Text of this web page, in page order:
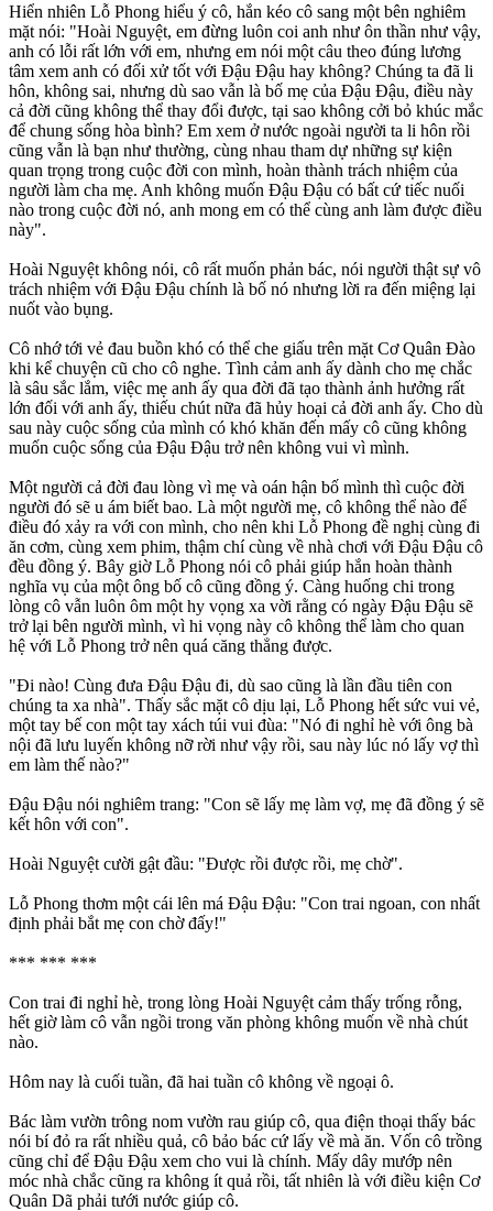
Hiển nhiên Lỗ Phong hiểu ý cô, hắn kéo cô sang một bên nghiêm
mặt nói: "Hoài Nguyệt, em đừng luôn coi anh như ôn thần như vậy,
anh có lỗi rất lớn với em, nhưng em nói một câu theo đúng lương
tâm xem anh có đối xử tốt với Đậu Đậu hay không? Chúng ta đã li
hôn, không sai, nhưng dù sao vẫn là bố mẹ của Đậu Đậu, điều này
cả đời cũng không thể thay đổi được, tại sao không cởi bỏ khúc mắc
để chung sống hòa bình? Em xem ở nước ngoài người ta li hôn rồi
cũng vẫn là bạn như thường, cùng nhau tham dự những sự kiện
quan trọng trong cuộc đời con mình, hoàn thành trách nhiệm của
người làm cha mẹ. Anh không muốn Đậu Đậu có bất cứ tiếc nuối
nào trong cuộc đời nó, anh mong em có thể cùng anh làm được điều
này".
Hoài Nguyệt không nói, cô rất muốn phản bác, nói người thật sự vô
trách nhiệm với Đậu Đậu chính là bố nó nhưng lời ra đến miệng lại
nuốt vào bụng.
Cô nhớ tới vẻ đau buồn khó có thể che giấu trên mặt Cơ Quân Đào
khi kể chuyện cũ cho cô nghe. Tình cảm anh ấy dành cho mẹ chắc
là sâu sắc lắm, việc mẹ anh ấy qua đời đã tạo thành ảnh hưởng rất
lớn đối với anh ấy, thiếu chút nữa đã hủy hoại cả đời anh ấy. Cho dù
sau này cuộc sống của mình có khó khăn đến mấy cô cũng không
muốn cuộc sống của Đậu Đậu trở nên không vui vì mình.
Một người cả đời đau lòng vì mẹ và oán hận bố mình thì cuộc đời
người đó sẽ u ám biết bao. Là một người mẹ, cô không thể nào để
điều đó xảy ra với con mình, cho nên khi Lỗ Phong đề nghị cùng đi
ăn cơm, cùng xem phim, thậm chí cùng về nhà chơi với Đậu Đậu cô
đều đồng ý. Bây giờ Lỗ Phong nói cô phải giúp hắn hoàn thành
nghĩa vụ của một ông bố cô cũng đồng ý. Càng huống chi trong
lòng cô vẫn luôn ôm một hy vọng xa vời rằng có ngày Đậu Đậu sẽ
trở lại bên người mình, vì hi vọng này cô không thể làm cho quan
hệ với Lỗ Phong trở nên quá căng thẳng được.
"Đi nào! Cùng đưa Đậu Đậu đi, dù sao cũng là lần đầu tiên con
chúng ta xa nhà". Thấy sắc mặt cô dịu lại, Lỗ Phong hết sức vui vẻ,
một tay bế con một tay xách túi vui đùa: "Nó đi nghỉ hè với ông bà
nội đã lưu luyến không nỡ rời như vậy rồi, sau này lúc nó lấy vợ thì
em làm thế nào?"
Đậu Đậu nói nghiêm trang: "Con sẽ lấy mẹ làm vợ, mẹ đã đồng ý sẽ
kết hôn với con".
Hoài Nguyệt cười gật đầu: "Được rồi được rồi, mẹ chờ".
Lỗ Phong thơm một cái lên má Đậu Đậu: "Con trai ngoan, con nhất
định phải bắt mẹ con chờ đấy!"
*** *** ***
Con trai đi nghỉ hè, trong lòng Hoài Nguyệt cảm thấy trống rỗng,
hết giờ làm cô vẫn ngồi trong văn phòng không muốn về nhà chút
nào.
Hôm nay là cuối tuần, đã hai tuần cô không về ngoại ô.
Bác làm vườn trông nom vườn rau giúp cô, qua điện thoại thấy bác
nói bí đỏ ra rất nhiều quả, cô bảo bác cứ lấy về mà ăn. Vốn cô trồng
cũng chỉ để Đậu Đậu xem cho vui là chính. Mấy dây mướp nên
móc nhà chắc cũng ra không ít quả rồi, tất nhiên là với điều kiện Cơ
Quân Dã phải tưới nước giúp cô.